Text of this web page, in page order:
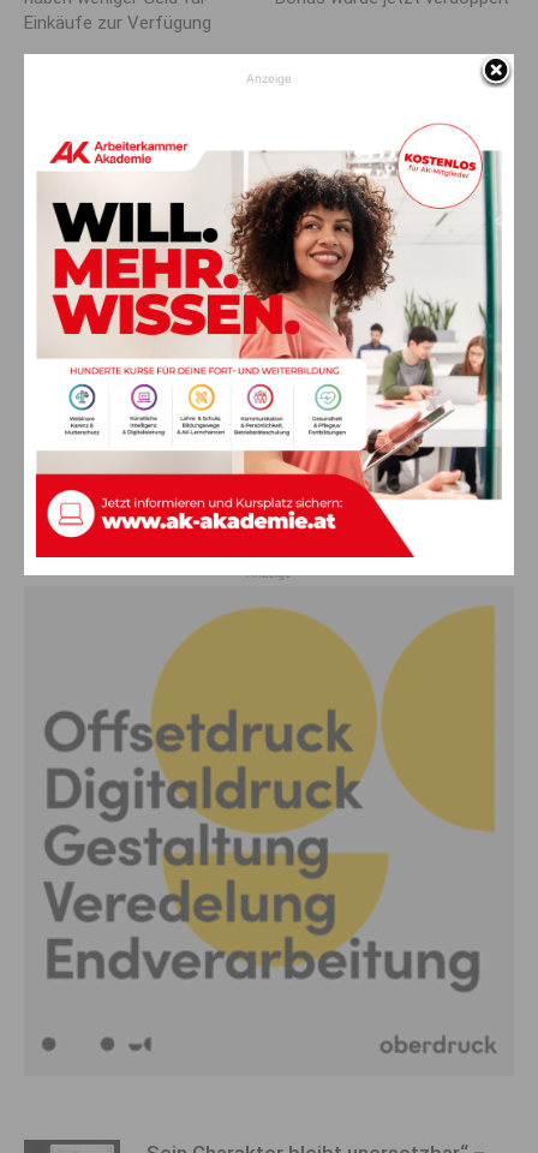
Einkäufe zur Verfügung
Ein langes Leben ging zu Ende: Anna
Stulier im 106. Lebensjahr verstorben
Aktuell 8. August 2026
Ehrung für 50 Jahre Chorleitung:
Kärntner Lorbeer in Gold für Herwig
Schwarz
Aktuell 8. August 2026
„Paolo Santonino“ wird heute gespielt –
abgesagte Premiere von gestern Abend
wird morgen nachgeholt
Aktuell 8. August 2026
Anzeige
Anzeige